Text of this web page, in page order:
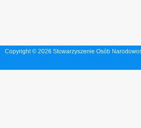
Copyright © 2026 Stowarzyszenie Osób